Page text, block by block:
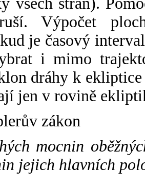
Výpočet
je časový
i mimo
dráhy k
jen v rovině
zákon
mocnin
jejich hlavních